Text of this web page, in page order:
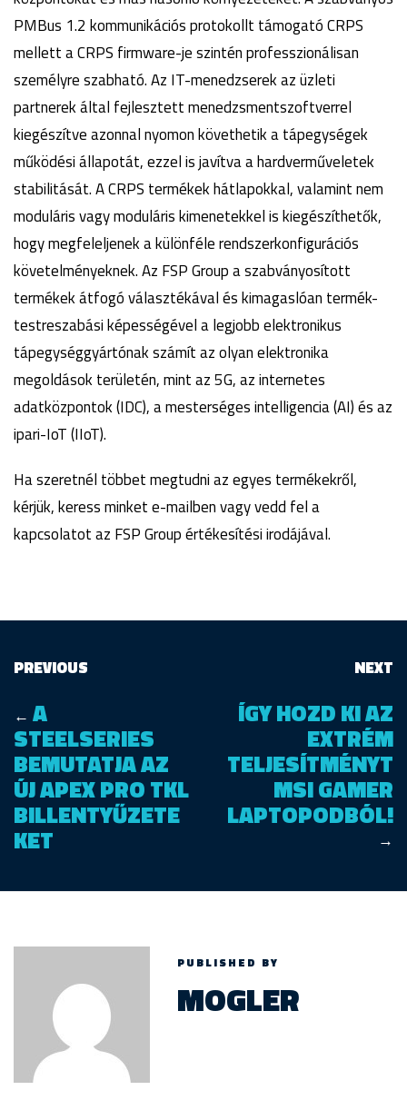
PMBus 1.2 kommunikációs protokollt támogató CRPS
mellett a CRPS firmware-je szintén professzionálisan
személyre szabható. Az IT-menedzserek az üzleti
partnerek által fejlesztett menedzsmentszoftverrel
kiegészítve azonnal nyomon követhetik a tápegységek
működési állapotát, ezzel is javítva a hardverműveletek
stabilitását. A CRPS termékek hátlapokkal, valamint nem
moduláris vagy moduláris kimenetekkel is kiegészíthetők,
hogy megfeleljenek a különféle rendszerkonfigurációs
követelményeknek. Az FSP Group a szabványosított
termékek átfogó választékával és kimagaslóan termék-
testreszabási képességével a legjobb elektronikus
tápegységgyártónak számít az olyan elektronika
megoldások területén, mint az 5G, az internetes
adatközpontok (IDC), a mesterséges intelligencia (AI) és az
ipari-IoT (IIoT).
Ha szeretnél többet megtudni az egyes termékekről,
kérjük, keress minket e-mailben vagy vedd fel a
kapcsolatot az FSP Group értékesítési irodájával.
PREVIOUS
← A
STEELSERIES
BEMUTATJA AZ
ÚJ APEX PRO TKL
BILLENTYŰZETE
KET
NEXT
ÍGY HOZD KI AZ
EXTRÉM
TELJESÍTMÉNYT
MSI GAMER
LAPTOPODBÓL!
→
PUBLISHED BY
MOGLER